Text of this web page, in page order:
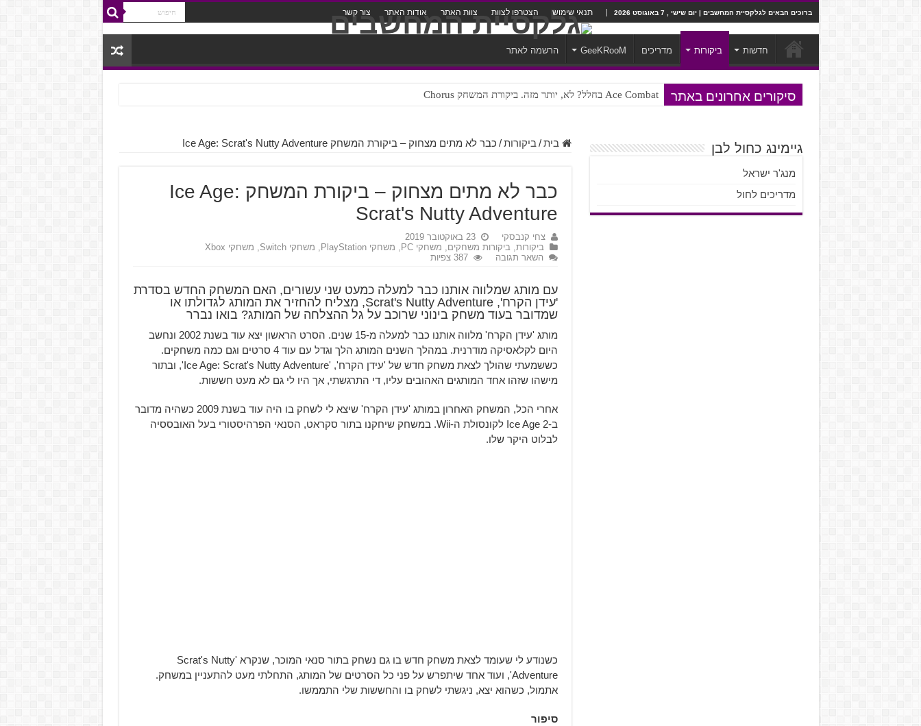
ברוכים הבאים לגלקסיית המחשבים | יום שישי , 7 באוגוסט 2026 תנאי שימוש הצטרפו לצוות צוות האתר אודות האתר צור קשר
חדשות ביקורות מדריכים GeeKRooM הרשמה לאתר
סיקורים אחרונים באתר Ace Combat בחלל? לא, יותר מזה. ביקורת המשחק Chorus
Steven Universe והשירים שתורגמו בצורה נוראית לעברית
בית / ביקורות / כבר לא מתים מצחוק – ביקורת המשחק Ice Age: Scrat's Nutty Adventure
כבר לא מתים מצחוק – ביקורת המשחק Ice Age:
Scrat's Nutty Adventure
צחי קנבסקי
23 באוקטובר 2019
ביקורות,ביקורות משחקים, משחקי PC , משחקי PlayStation , משחקי Switch , משחקי Xbox
השאר תגובה
387 צפיות
עם מותג שמלווה אותנו כבר למעלה כמעט שני עשורים, האם המשחק החדש בסדרת
'עידן הקרח', Scrat's Nutty Adventure, מצליח להחזיר את המותג לגדולתו או
שמדובר בעוד משחק בינוני שרוכב על גל ההצלחה של המותג? בואו נברר
מותג 'עידן הקרח' מלווה אותנו כבר למעלה מ-15 שנים. הסרט הראשון יצא עוד בשנת 2002 ונחשב
היום לקלאסיקה מודרנית. במהלך השנים המותג הלך וגדל עם עוד 4 סרטים וגם כמה משחקים.
כששמעתי שהולך לצאת משחק חדש של 'עידן הקרח', 'Ice Age: Scrat's Nutty Adventure', ובתור
מישהו שזהו אחד המותגים האהובים עליו, די התרגשתי, אך היו לי גם לא מעט חששות.
אחרי הכל, המשחק האחרון במותג 'עידן הקרח' שיצא לי לשחק בו היה עוד בשנת 2009 כשהיה מדובר
ב-Ice Age 2 לקונסולת ה-Wii. במשחק שיחקנו בתור סקראט, הסנאי הפרהיסטורי בעל האובססיה
לבלוט היקר שלו.
כשנודע לי שעומד לצאת משחק חדש בו גם נשחק בתור סנאי המוכר, שנקרא 'Scrat's Nutty
Adventure', ועוד אחד שיתפרש על פני כל הסרטים של המותג, התחלתי מעט להתעניין במשחק.
אתמול, כשהוא יצא, ניגשתי לשחק בו והחששות שלי התממשו.
סיפור
גיימינג כחול לבן
מנג'ר ישראל
מדריכים לחול